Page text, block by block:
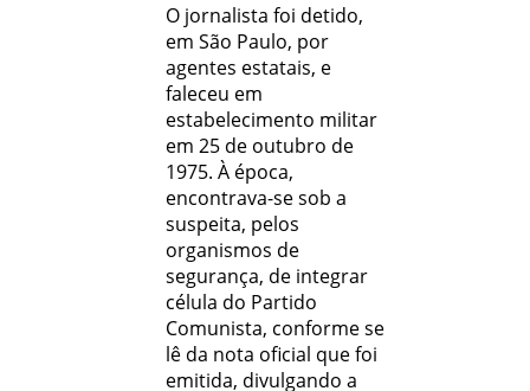
O jornalista foi detido,
em São Paulo, por
agentes estatais, e
faleceu em
estabelecimento militar
em 25 de outubro de
1975. À época,
encontrava-se sob a
suspeita, pelos
organismos de
segurança, de integrar
célula do Partido
Comunista, conforme se
lê da nota oficial que foi
emitida, divulgando a